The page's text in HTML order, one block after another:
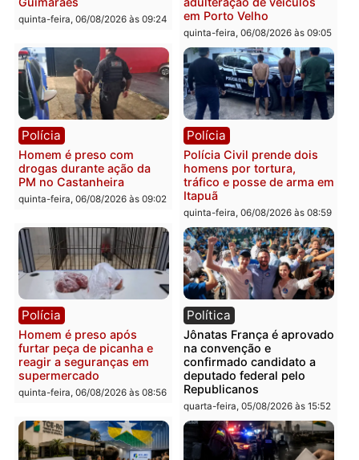
quinta-feira, 06/08/2026 às
Polícia
Policiais militares
recuperam moto furtada e
prendem trio na zona
Leste
quinta-feira, 06/08/2026 às 09:28
Polícia
Jovem é encontrado
na Rua dos Cravos e
é investigado pela
em RO
quinta-feira, 06/08/2026 às
Polícia
Homem é esfaqueado no
tórax durante briga com
vizinho no bairro Ulysses
Guimarães
quinta-feira, 06/08/2026 às 09:24
Polícia
Três suspeitos ligados a
facção criminosa são
presos por receptação e
adulteração de veículos
em Porto Velho
quinta-feira, 06/08/2026 às